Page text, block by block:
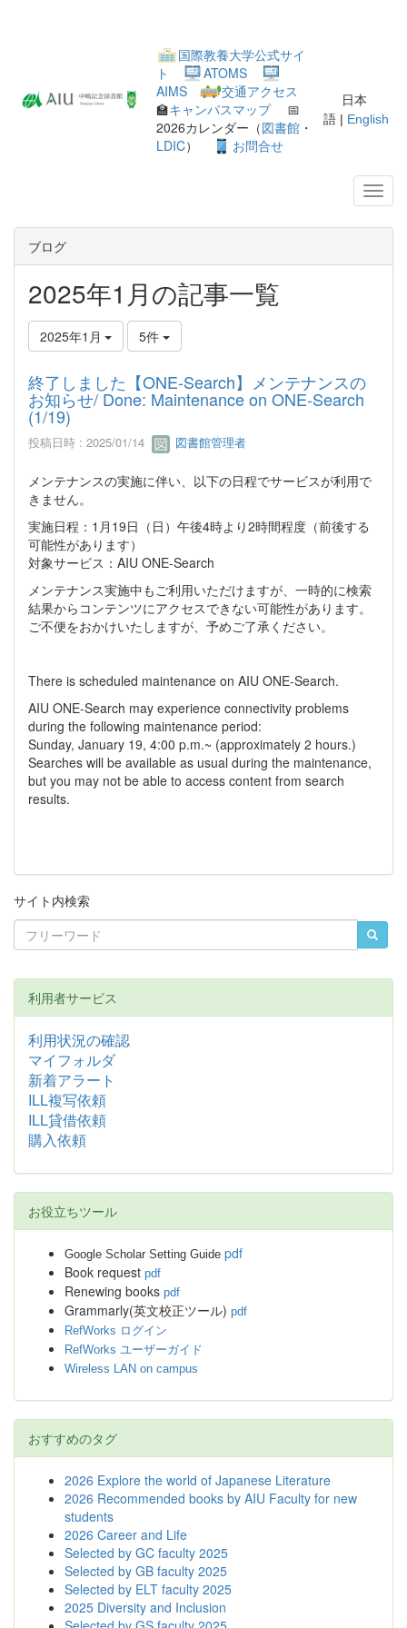
国際教養大学公式サイ
ト
ATOMS
AIMS
交通アクセス
🏫キャンパスマップ📅
2026カレンダー（図書館 ・
LDIC） お問合せ
日本
語 | English
ブログ
2025年1月の記事一覧
2025年1月 5件
終了しました【ONE-Search】メンテナンスの
お知らせ/ Done: Maintenance on ONE-Search
(1/19)
投稿日時 : 2025/01/14 図書館管理者
メンテナンスの実施に伴い、以下の日程でサービスが利用で
きません。
実施日程：1月19日（日）午後4時より2時間程度（前後する
可能性があります）
対象サービス：AIU ONE-Search
メンテナンス実施中もご利用いただけますが、一時的に検索
結果からコンテンツにアクセスできない可能性があります。
ご不便をおかけいたしますが、予めご了承ください。
There is scheduled maintenance on AIU ONE-Search.
AIU ONE-Search may experience connectivity problems
during the following maintenance period:
Sunday, January 19, 4:00 p.m.~ (approximately 2 hours.)
Searches will be available as usual during the maintenance,
but you may not be able to access content from search
results.
サイト内検索
利用者サービス
利用状況の確認
マイフォルダ
新着アラート
ILL複写依頼
ILL貸借依頼
購入依頼
お役立ちツール
Google Scholar Setting Guide pdf
Book request pdf
Renewing books pdf
Grammarly(英文校正ツール) pdf
RefWorks ログイン
RefWorks ユーザーガイド
Wireless LAN on campus
おすすめのタグ
2026 Explore the world of Japanese Literature
2026 Recommended books by AIU Faculty for new
students
2026 Career and Life
Selected by GC faculty 2025
Selected by GB faculty 2025
Selected by ELT faculty 2025
2025 Diversity and Inclusion